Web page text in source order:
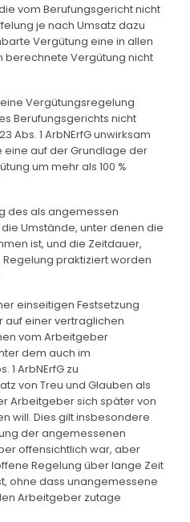
vom Berufungsgericht nicht
je nach Umsatz dazu
Vergütung eine in allen
berechnete Vergütung nicht
Vergütungsregelung
Berufungsgerichts nicht
Abs. 1 ArbNErfG unwirksam
auf der Grundlage der
um mehr als 100 %
des als angemessen
Umstände, unter denen die
ist, und die Zeitdauer,
praktiziert worden
einseitigen Festsetzung
einer vertraglichen
vom Arbeitgeber
dem auch im
1 ArbNErfG zu
von Treu und Glauben als
Arbeitgeber sich später von
will. Dies gilt insbesondere
der angemessenen
offensichtlich war, aber
Regelung über lange Zeit
ohne dass unangemessene
Arbeitgeber zutage